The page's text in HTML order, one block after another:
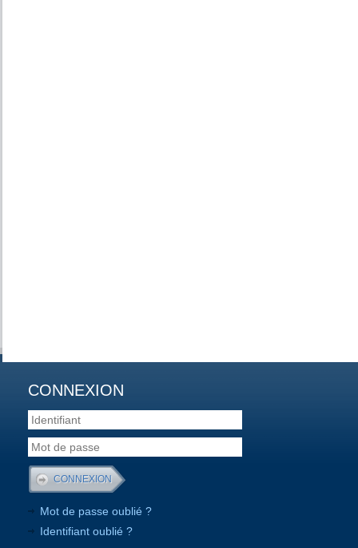
CONNEXION
Mot de passe oublié ?
Identifiant oublié ?